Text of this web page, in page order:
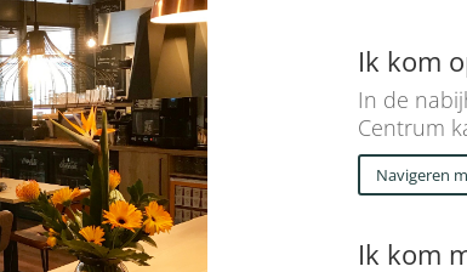
Ik kom
In de
Centrum
Navigeren
Ik kom